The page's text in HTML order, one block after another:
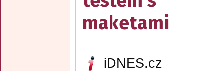
maketami
iDNES.cz